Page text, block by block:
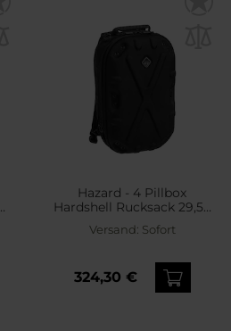
Hazard - 4 Pillbox
Hardshell Rucksack 29,5 l
Versand: Sofort
324,30 €